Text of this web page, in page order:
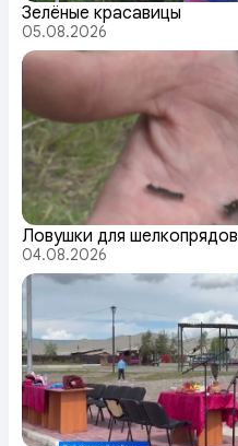
Зелёные красавицы
05.08.2026
Ловушки для шелкопрядов
04.08.2026